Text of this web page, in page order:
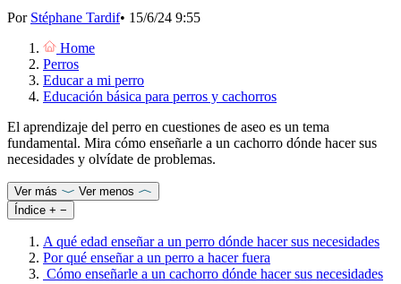
Por Stéphane Tardif• 15/6/24 9:55
Home
Perros
Educar a mi perro
Educación básica para perros y cachorros
El aprendizaje del perro en cuestiones de aseo es un tema
fundamental. Mira cómo enseñarle a un cachorro dónde hacer sus
necesidades y olvídate de problemas.
Ver más
Ver menos
Índice + −
A qué edad enseñar a un perro dónde hacer sus necesidades
Por qué enseñar a un perro a hacer fuera
Cómo enseñarle a un cachorro dónde hacer sus necesidades